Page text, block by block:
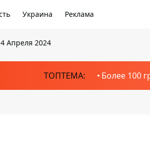
Украина Реклама
Апреля 2024
ТОПТЕМА: Более 100